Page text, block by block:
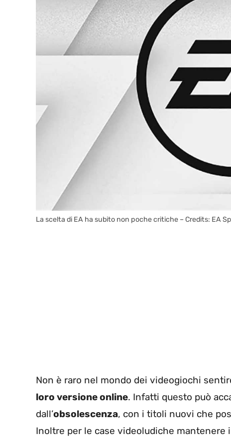
La scelta di EA ha subito non poche critiche – Credits: EA
Non è raro nel mondo dei videogiochi
loro versione online. Infatti questo può
dall’obsolescenza, con i titoli nuovi che
Inoltre per le case videoludiche